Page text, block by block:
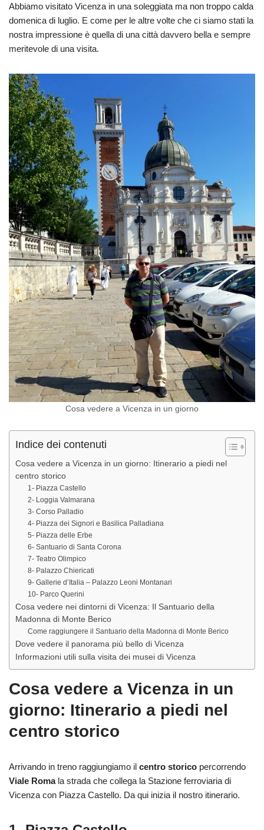
Abbiamo visitato Vicenza in una soleggiata ma non troppo calda
domenica di luglio. E come per le altre volte che ci siamo stati la
nostra impressione è quella di una città davvero bella e sempre
meritevole di una visita.
Cosa vedere a Vicenza in un giorno
Indice dei contenuti
Cosa vedere a Vicenza in un giorno: Itinerario a piedi nel
centro storico
1- Piazza Castello
2- Loggia Valmarana
3- Corso Palladio
4- Piazza dei Signori e Basilica Palladiana
5- Piazza delle Erbe
6- Santuario di Santa Corona
7- Teatro Olimpico
8- Palazzo Chiericati
9- Gallerie d’Italia – Palazzo Leoni Montanari
10- Parco Querini
Cosa vedere nei dintorni di Vicenza: Il Santuario della
Madonna di Monte Berico
Come raggiungere il Santuario della Madonna di Monte Berico
Dove vedere il panorama più bello di Vicenza
Informazioni utili sulla visita dei musei di Vicenza
Cosa vedere a Vicenza in un
giorno: Itinerario a piedi nel
centro storico
Arrivando in treno raggiungiamo il centro storico percorrendo
Viale Romala strada che collega la Stazione ferroviaria di
Vicenza con Piazza Castello. Da qui inizia il nostro itinerario.